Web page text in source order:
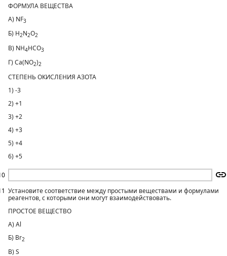
ФОРМУЛА ВЕЩЕСТВА
А) NF3
Б) H2N2O2
В) NH4HCO3
Г) Ca(NO2)2
СТЕПЕНЬ ОКИСЛЕНИЯ АЗОТА
1) -3
2) +1
3) +2
4) +3
5) +4
6) +5
Установите соответствие между простыми веществами и формулами
реагентов, с которыми они могут взаимодействовать.
ПРОСТОЕ ВЕЩЕСТВО
А) Al
Б) Br2
В) S